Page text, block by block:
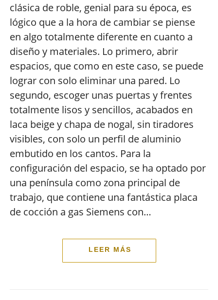
clásica de roble, genial para su época, es
lógico que a la hora de cambiar se piense
en algo totalmente diferente en cuanto a
diseño y materiales. Lo primero, abrir
espacios, que como en este caso, se puede
lograr con solo eliminar una pared. Lo
segundo, escoger unas puertas y frentes
totalmente lisos y sencillos, acabados en
laca beige y chapa de nogal, sin tiradores
visibles, con solo un perfil de aluminio
embutido en los cantos. Para la
configuración del espacio, se ha optado por
una península como zona principal de
trabajo, que contiene una fantástica placa
de cocción a gas Siemens con…